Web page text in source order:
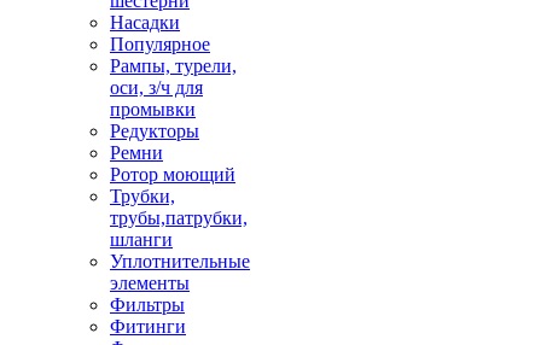
Насадки
Популярное
Рампы, турели,
оси, з/ч для
промывки
Редукторы
Ремни
Ротор моющий
Трубки,
трубы,патрубки,
шланги
Уплотнительные
элементы
Фильтры
Фитинги